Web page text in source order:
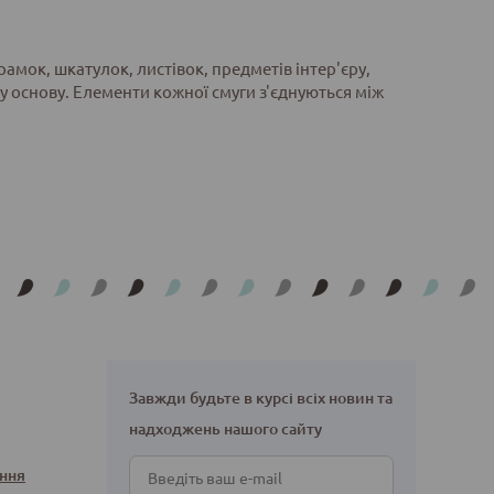
шкатулок, листівок, предметів інтер'єру,
основу. Елементи кожної смуги з'єднуються між
Завжди будьте в курсі всіх новин та
надходжень нашого сайту